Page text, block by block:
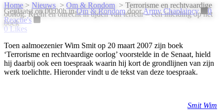
Home > Nieuws > Om & Rondom > Terrorisme en rechtvaardige
oorlog. Recht en onrecht in tijden van terreur – een inleiding op het
boek
Geplaatst op 00:00hinOm & Rondom doorArmy Chaplaincy
0
Reactie's
0 Likes
Toen aalmoezenier Wim Smit op 20 maart 2007 zijn boek
‘Terrorisme en rechtvaardige oorlog’ voorstelde in de Senaat, hield
hij daarbij ook een toespraak waarin hij kort de grondlijnen van zijn
werk toelichtte. Hieronder vindt u de tekst van deze toespraak.
Smit Wim